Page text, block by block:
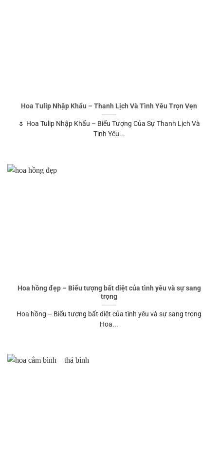
Hoa Tulip Nhập Khẩu – Thanh Lịch Và Tình Yêu Trọn Vẹn
🌷 Hoa Tulip Nhập Khẩu – Biểu Tượng Của Sự Thanh Lịch Và
Tình Yêu...
Hoa hồng đẹp – Biểu tượng bất diệt của tình yêu và sự sang
trọng
Hoa hồng – Biểu tượng bất diệt của tình yêu và sự sang trọng
Hoa...